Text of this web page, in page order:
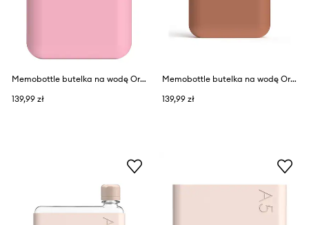
Memobottle butelka na wodę Original A7 180 ml
139,99 zł
Memobottle butelka na wodę Original A7 180 ml
139,99 zł